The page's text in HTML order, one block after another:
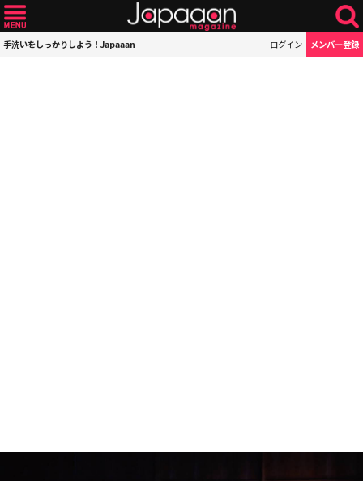
手洗いをしっかりしよう！Japaaan ログイン メンバー登録